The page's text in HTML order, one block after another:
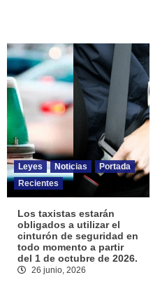
Leyes Noticias
Portada
Recientes
Los taxistas estarán
obligados a utilizar el
cinturón de seguridad en
todo momento a partir
del 1 de octubre de 2026.
26 junio, 2026